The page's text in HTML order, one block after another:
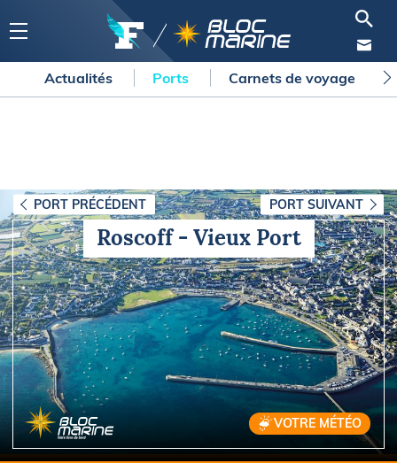
Actualités Ports Carnets de voyage
PORT PRÉCÉDENT PORT SUIVANT
Roscoff - Vieux Port
VOTRE MÉTÉO